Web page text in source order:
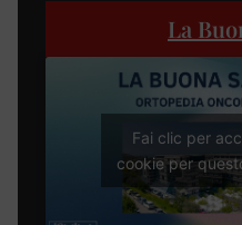
La
Fai clic per
cookie per